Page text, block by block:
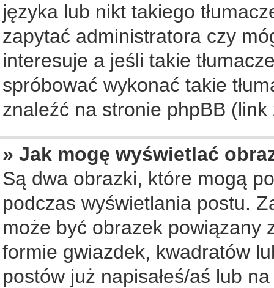
języka lub nikt takiego
zapytać administratora czy
interesuje a jeśli takie
spróbować wykonać takie
znaleźć na stronie phpBB
» Jak mogę wyświetlać
Są dwa obrazki, które mogą
podczas wyświetlania postu.
może być obrazek powiązany
formie gwiazdek, kwadratów
postów już napisałeś/aś lub